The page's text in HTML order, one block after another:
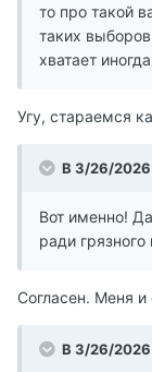
то про такой
таких
хватает
Угу, стараемся
В 3/26/2026
Вот именно!
ради грязного
Согласен. Меня и
В 3/26/2026